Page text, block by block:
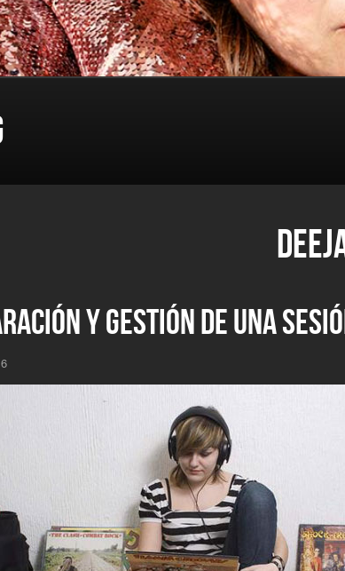
Y GESTIÓN DE UNA